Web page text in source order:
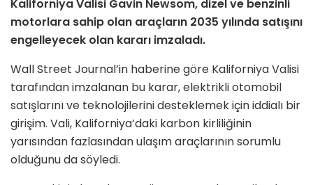
Kaliforniya Valisi Gavin Newsom, dizel ve benzinli
motorlara sahip olan araçların 2035 yılında satışını
engelleyecek olan kararı imzaladı.
Wall Street Journal’in haberine göre Kaliforniya Valisi
tarafından imzalanan bu karar, elektrikli otomobil
satışlarını ve teknolojilerini desteklemek için iddialı bir
girişim. Vali, Kaliforniya’daki karbon kirliliğinin
yarısından fazlasından ulaşım araçlarının sorumlu
olduğunu da söyledi.